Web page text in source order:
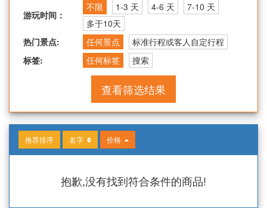
游玩时间：
不限 1-3 天 4-6 天
7-10 天
多于10天
热门景点:
任何景点
标准行程或客人自定行程
标签:
任何标签 搜索
查看筛选结果
推荐排序 名字 价格
抱歉,没有找到符合条件的商品!